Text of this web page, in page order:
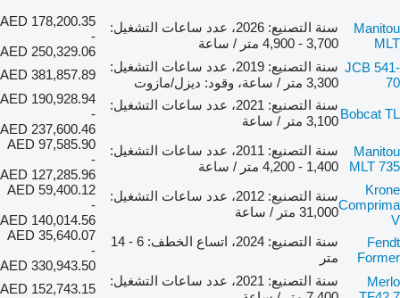
Manitou
MLT
سنة التصنيع: 2026، عدد ساعات التشغيل:
3,700 - 4,900 متر / ساعة
AED 178,200.35
-
AED 250,329.06
JCB 541-
70
سنة التصنيع: 2019، عدد ساعات التشغيل:
3,300 متر / ساعة، وقود: ديزل/مازوت
AED 381,857.89
Bobcat TL
سنة التصنيع: 2021، عدد ساعات التشغيل:
3,100 متر / ساعة
AED 190,928.94
-
AED 237,600.46
Manitou
MLT 735
سنة التصنيع: 2011، عدد ساعات التشغيل:
1,400 - 4,200 متر / ساعة
AED 97,585.90
-
AED 127,285.96
Krone
Comprima
V
سنة التصنيع: 2012، عدد ساعات التشغيل:
31,000 متر / ساعة
AED 59,400.12
-
AED 140,014.56
Fendt
Former
سنة التصنيع: 2024، اتساع الخطف: 6 - 14
متر
AED 35,640.07
-
AED 330,943.50
Merlo
سنة التصنيع: 2021، عدد ساعات التشغيل:
AED 152,743.15